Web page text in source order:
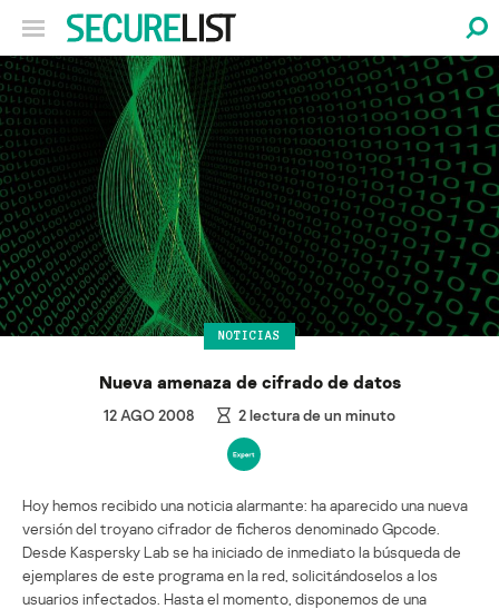
NOTICIAS
Nueva amenaza de cifrado de datos
12 AGO 2008 2lectura de un minuto
Hoy hemos recibido una noticia alarmante: ha aparecido una nueva
versión del troyano cifrador de ficheros denominado Gpcode.
Desde Kaspersky Lab se ha iniciado de inmediato la búsqueda de
ejemplares de este programa en la red, solicitándoselos a los
usuarios infectados. Hasta el momento, disponemos de una